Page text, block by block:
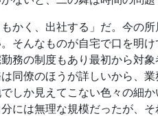
かく、出社する」だ。今の
そんなものが自宅で口を明
務の制度もあり最初から対
同僚のほうが詳しいから、
しか見えてこない色々の細
には無理な規模だったが、